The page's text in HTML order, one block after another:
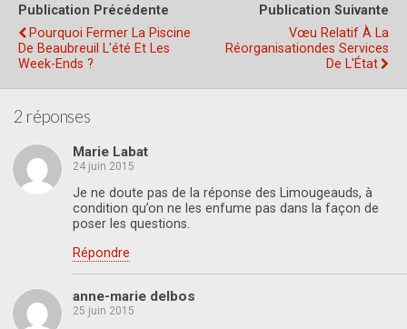
Publication Précédente
Pourquoi Fermer La Piscine
De Beaubreuil L'été Et Les
Week-Ends ?
Publication Suivante
Vœu Relatif À La
Réorganisationdes Services
De L'État
2 réponses
Marie Labat
24 juin 2015
Je ne doute pas de la réponse des Limougeauds, à
condition qu’on ne les enfume pas dans la façon de
poser les questions.
Répondre
anne-marie delbos
25 juin 2015